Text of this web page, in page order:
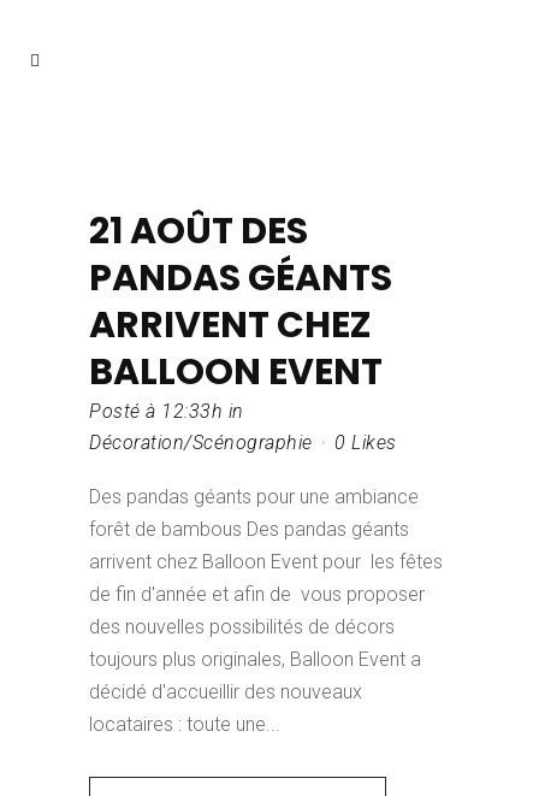
21 AOÛT DES
PANDAS GÉANTS
ARRIVENT CHEZ
BALLOON EVENT
Posté à 12:33h in
Décoration/Scénographie
0 Likes
Des pandas géants pour une ambiance
forêt de bambous Des pandas géants
arrivent chez Balloon Event pour les fêtes
de fin d'année et afin de vous proposer
des nouvelles possibilités de décors
toujours plus originales, Balloon Event a
décidé d'accueillir des nouveaux
locataires : toute une...